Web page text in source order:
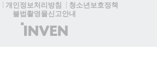
개인정보처리방침
청소년보호정책
불법촬영물신고안내
(주)
인